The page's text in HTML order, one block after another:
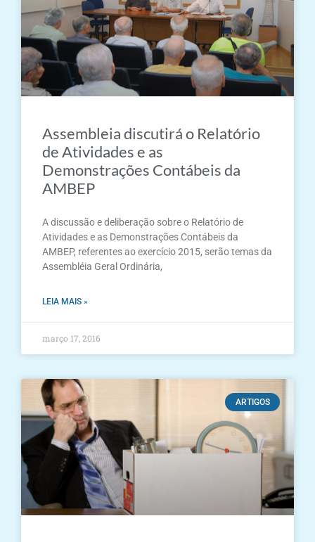
Assembleia discutirá o Relatório
de Atividades e as
Demonstrações Contábeis da
AMBEP
A discussão e deliberação sobre o Relatório de
Atividades e as Demonstrações Contábeis da
AMBEP, referentes ao exercício 2015, serão temas da
Assembléia Geral Ordinária,
LEIA MAIS »
março 17, 2016
ARTIGOS